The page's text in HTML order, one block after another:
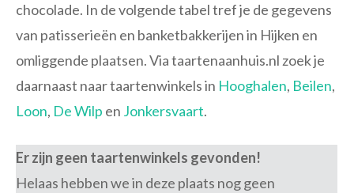
chocolade. In de volgende tabel tref je de gegevens
van patisserieën en banketbakkerijen in Hijken en
omliggende plaatsen. Via taartenaanhuis.nl zoek je
daarnaast naar taartenwinkels in Hooghalen, Beilen,
Loon, De Wilp en Jonkersvaart.
Er zijn geen taartenwinkels gevonden!
Helaas hebben we in deze plaats nog geen